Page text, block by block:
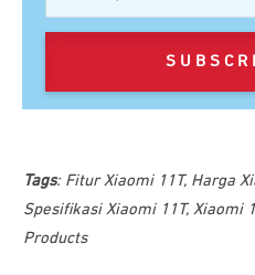
Tags: Fitur Xiaomi 11T, Harga
Spesifikasi Xiaomi 11T, Xiaomi
Products